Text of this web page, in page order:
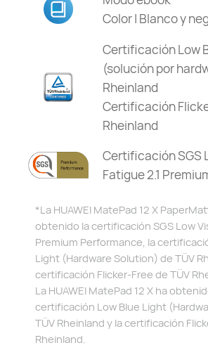
Color | Blanco y
Certificación Low
(solución por
Rheinland
Certificación
Rheinland
Certificación SGS
Fatigue 2.1
*La HUAWEI MatePad 12 X
obtenido la certificación SGS Low
Premium Performance, la
Light (Hardware Solution) de TÜV
certificación Flicker-Free de TÜV
La HUAWEI MatePad 12 X ha
certificación Low Blue Light
TÜV Rheinland y la certificación
Rheinland.